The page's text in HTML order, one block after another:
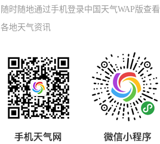
随时随地通过手机登录中国天气WAP版查看
各地天气资讯